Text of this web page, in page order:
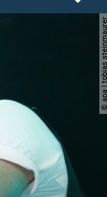
© apa | tobias steinmaurer